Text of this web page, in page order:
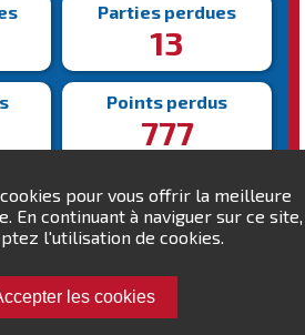
pour vous offrir la meilleure
En continuant à naviguer sur ce site,
l'utilisation de cookies.
les cookies
Parties perdues
13
Points perdus
777
Victoire la plus lente
262s
Mha !